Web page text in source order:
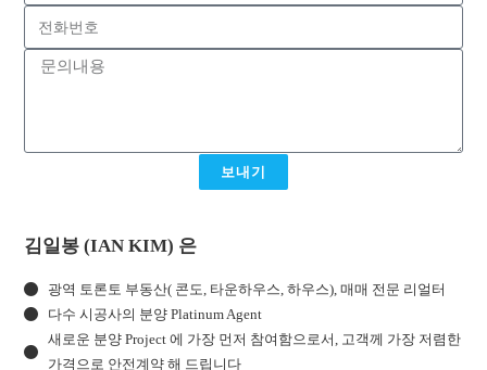
보내기
김일봉 (IAN KIM) 은
광역 토론토 부동산( 콘도, 타운하우스, 하우스), 매매 전문 리얼터
다수 시공사의 분양 Platinum Agent
새로운 분양 Project 에 가장 먼저 참여함으로서, 고객께 가장 저렴한
가격으로 안전계약 해 드립니다